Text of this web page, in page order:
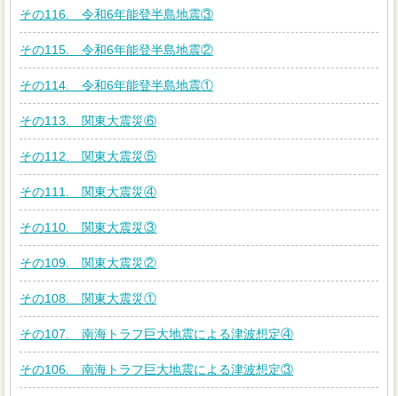
その116. 令和6年能登半島地震③
その115. 令和6年能登半島地震②
その114. 令和6年能登半島地震①
その113. 関東大震災⑥
その112. 関東大震災⑤
その111. 関東大震災④
その110. 関東大震災③
その109. 関東大震災②
その108. 関東大震災①
その107. 南海トラフ巨大地震による津波想定④
その106. 南海トラフ巨大地震による津波想定③